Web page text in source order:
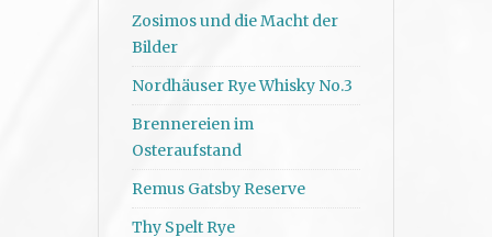
Zosimos und die Macht der
Bilder
Nordhäuser Rye Whisky No.3
Brennereien im
Osteraufstand
Remus Gatsby Reserve
Thy Spelt Rye